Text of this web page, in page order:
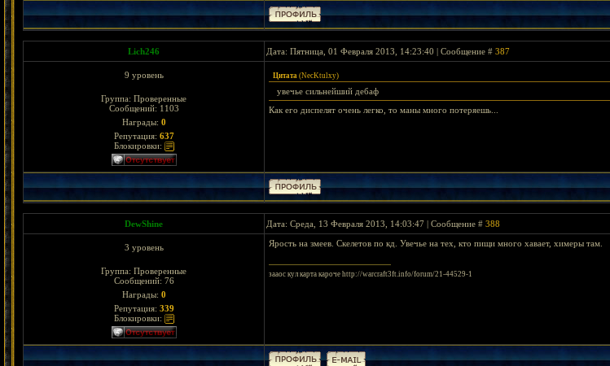
Lich246 Дата: Пятница, 01 Февраля 2013, 14:23:40 | Сообщение # 387
9 уровень
Группа: Проверенные
Сообщений: 1103
Награды: 0
Репутация: 637
Блокировки:
Цитата (NecKtulxy)
увечье сильнейший дебаф
Как его диспелят очень легко, то маны много потеряешь...
DewShine Дата: Среда, 13 Февраля 2013, 14:03:47 | Сообщение # 388
3 уровень
Группа: Проверенные
Сообщений: 76
Награды: 0
Репутация: 339
Блокировки:
Ярость на змеев. Скелетов по кд. Увечье на тех, кто пищи много хавает, химеры там.
зааос кул карта кароче http://warcraft3ft.info/forum/21-44529-1